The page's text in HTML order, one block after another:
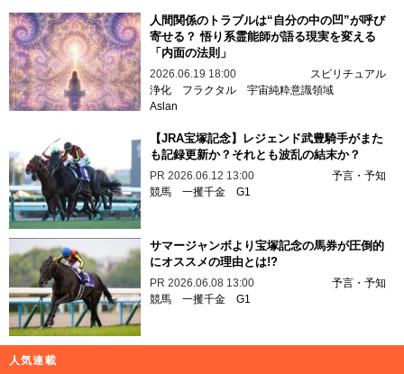
人間関係のトラブルは“自分の中の凹”が呼び
寄せる？ 悟り系霊能師が語る現実を変える
「内面の法則」
2026.06.19 18:00
スピリチュアル
浄化
フラクタル 宇宙純粋意識領域
Aslan
【JRA宝塚記念】レジェンド武豊騎手がまた
も記録更新か？それとも波乱の結末か？
PR 2026.06.12 13:00
予言・予知
競馬 一攫千金 G1
サマージャンボより宝塚記念の馬券が圧倒的
にオススメの理由とは!?
PR 2026.06.08 13:00
予言・予知
競馬 一攫千金 G1
人気連載